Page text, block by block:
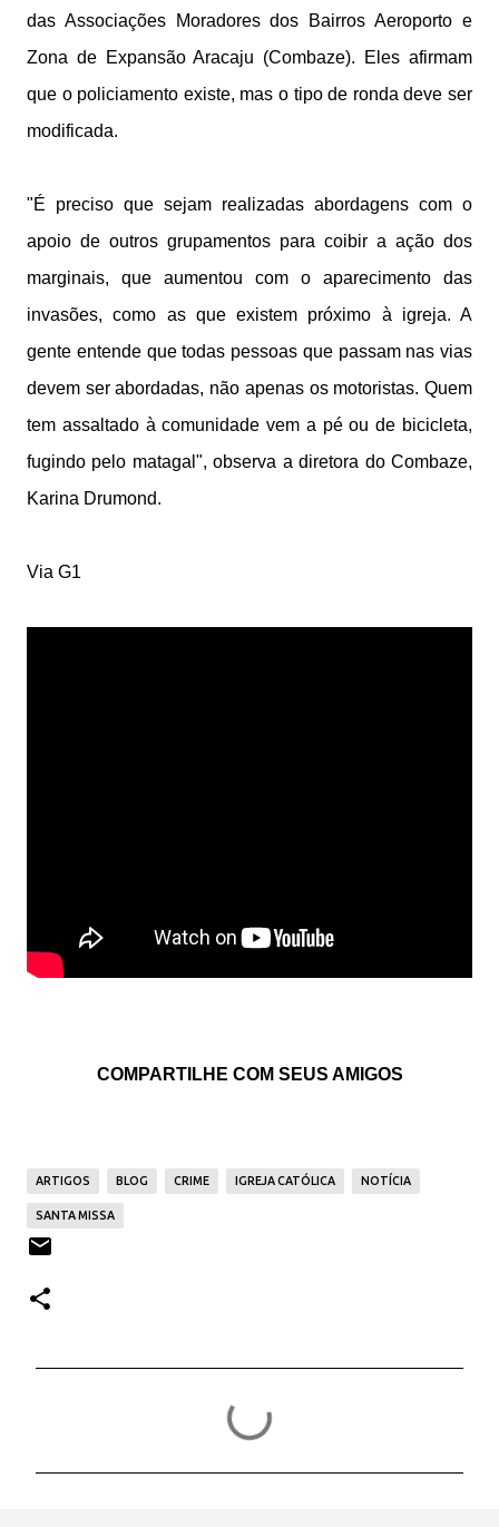
das Associações Moradores dos Bairros Aeroporto e
Zona de Expansão Aracaju (Combaze). Eles afirmam
que o policiamento existe, mas o tipo de ronda deve ser
modificada.
"É preciso que sejam realizadas abordagens com o
apoio de outros grupamentos para coibir a ação dos
marginais, que aumentou com o aparecimento das
invasões, como as que existem próximo à igreja. A
gente entende que todas pessoas que passam nas vias
devem ser abordadas, não apenas os motoristas. Quem
tem assaltado à comunidade vem a pé ou de bicicleta,
fugindo pelo matagal", observa a diretora do Combaze,
Karina Drumond.
Via G1
COMPARTILHE COM SEUS AMIGOS
ARTIGOS BLOG CRIME IGREJA CATÓLICA NOTÍCIA
SANTA MISSA